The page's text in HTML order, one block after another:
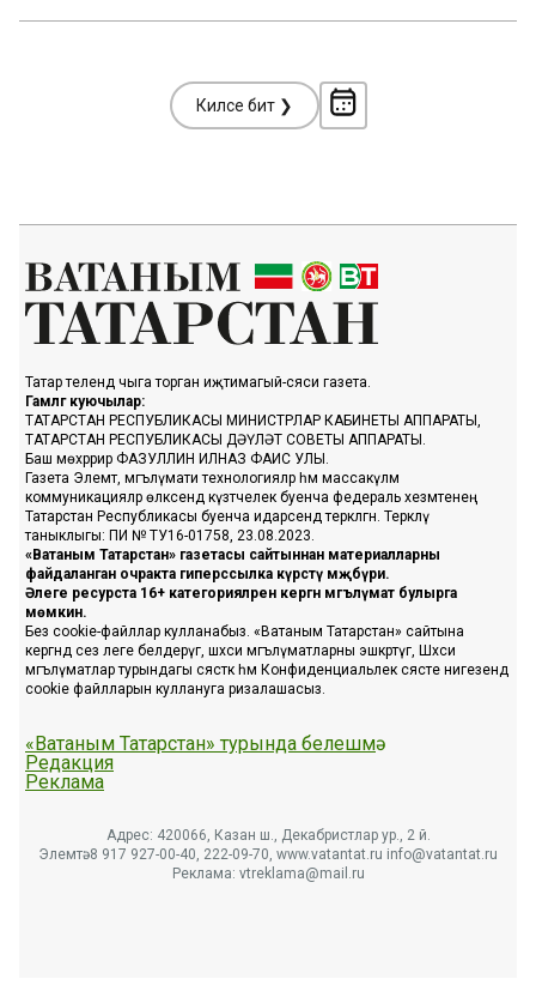
Киләсе бит ❯
Татар телендә чыга торган иҗтимагый-сәяси газета.
Гамәлгә куючылар:
ТАТАРСТАН РЕСПУБЛИКАСЫ МИНИСТРЛАР КАБИНЕТЫ АППАРАТЫ,
ТАТАРСТАН РЕСПУБЛИКАСЫ ДӘҮЛӘТ СОВЕТЫ АППАРАТЫ.
Баш мөхәррир ФАЗУЛЛИН ИЛНАЗ ФАИС УЛЫ.
Газета Элемтә, мәгълүмати технологияләр һәм массакүләм
коммуникацияләр өлкәсендә күзәтчелек буенча федераль хезмәтенең
Татарстан Республикасы буенча идарәсендә теркәлгән. Теркәлү
таныклыгы: ПИ № ТУ16-01758, 23.08.2023.
«Ватаным Татарстан» газетасы сайтыннан материалларны
файдаланган очракта гиперссылка күрсәтү мәҗбүри.
Әлеге ресурста 16+ категорияләренә кергән мәгълүмат булырга
мөмкин.
Без cookie-файллар кулланабыз. «Ватаным Татарстан» сайтына
кергәндә сез әлеге белдерүгә, шәхси мәгълүматларны эшкәртүгә, Шәхси
мәгълүматлар турындагы сәясәткә һәм Конфиденциальлек сәясәте нигезендә
cookie файлларын куллануга ризалашасыз.
«Ватаным Татарстан» турында белешмә
Редакция
Реклама
Адрес: 420066, Казан ш., Декабристлар ур., 2 й.
Элемтә: 8 917 927-00-40, 222-09-70, www.vatantat.ru info@vatantat.ru
Реклама: vtreklama@mail.ru